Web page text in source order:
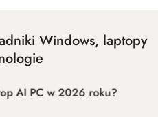
Windows, laptopy